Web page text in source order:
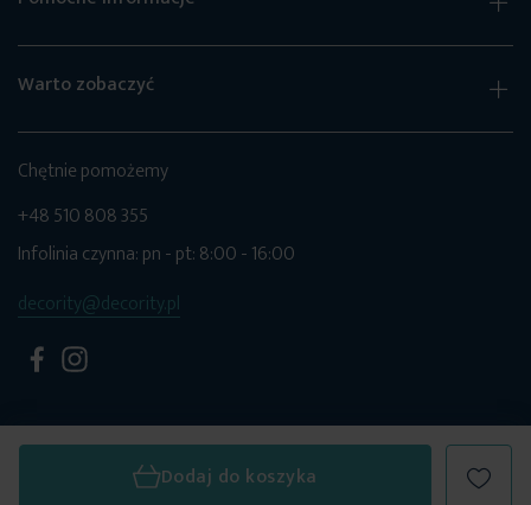
Dodaj do koszyka
Warto zobaczyć
Chętnie pomożemy
+48 510 808 355
Infolinia czynna: pn - pt: 8:00 - 16:00
decority@decority.pl
© 2026 Decority. Wszystkie prawa zastrzeżone.